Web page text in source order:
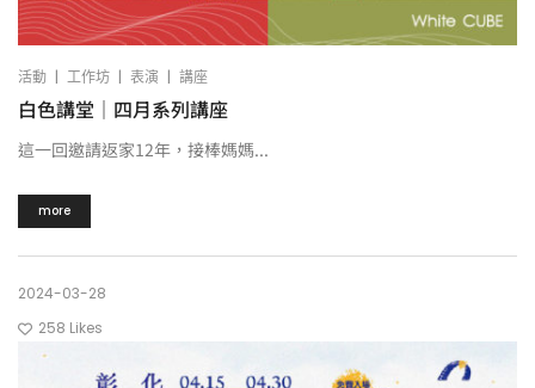
活動 | 工作坊 | 表演 | 講座
白色講堂｜四月系列講座
這一回邀請返家12年，接棒媽媽...
more
2024-03-28
258 Likes